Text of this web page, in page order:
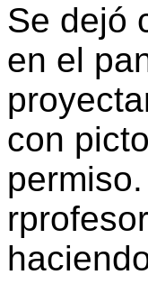
Se dejó
en el
con